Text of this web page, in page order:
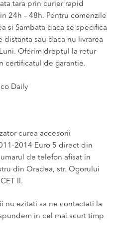
tara prin curier rapid
24h – 48h. Pentru comenzile
si Sambata daca se specifica
sau daca nu livrarea
Oferim dreptul la retur
certificatul de garantie.
Daily
curea accesorii
2014 Euro 5 direct din
de telefon afisat in
din Oradea, str. Ogorului
II.
nu ezitati sa ne contactati la
in cel mai scurt timp